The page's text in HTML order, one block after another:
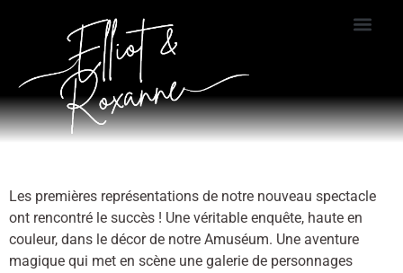
Les premières représentations de notre nouveau spectacle
ont rencontré le succès ! Une véritable enquête, haute en
couleur, dans le décor de notre Amuséum. Une aventure
magique qui met en scène une galerie de personnages